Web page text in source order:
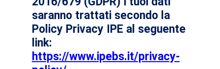
saranno trattati secondo la
Policy Privacy IPE al seguente
link:
https://www.ipebs.it/privacy-